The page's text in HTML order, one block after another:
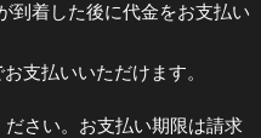
到着した後に代金をお支払い
支払いいただけます。
さい。お支払い期限は請求